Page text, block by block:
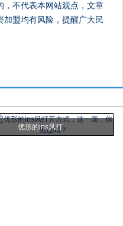
，不代表本网站观点，文章
加盟均有风险，提醒广大民
优形的ins风打